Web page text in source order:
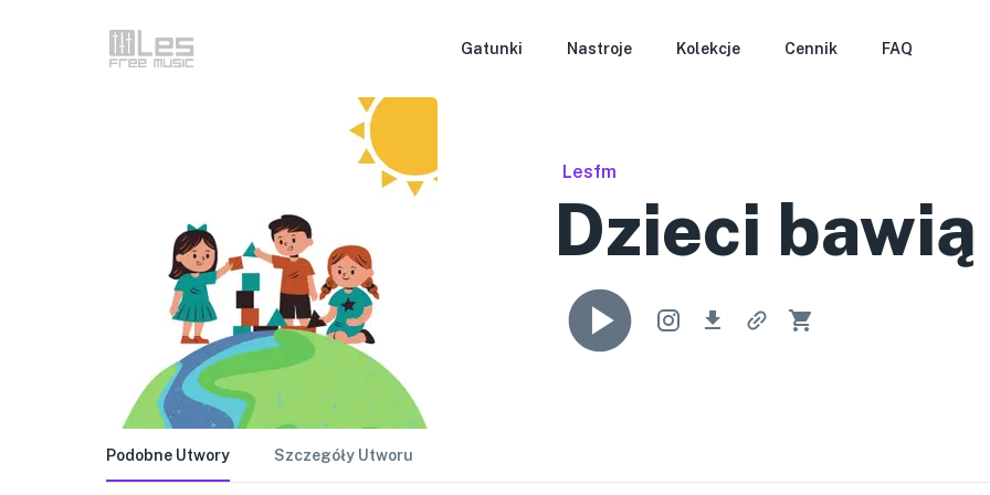
Gatunki Nastroje Kolekcje Cennik FAQ
Lesfm
Dzieci
Podobne Utwory Szczegóły Utworu